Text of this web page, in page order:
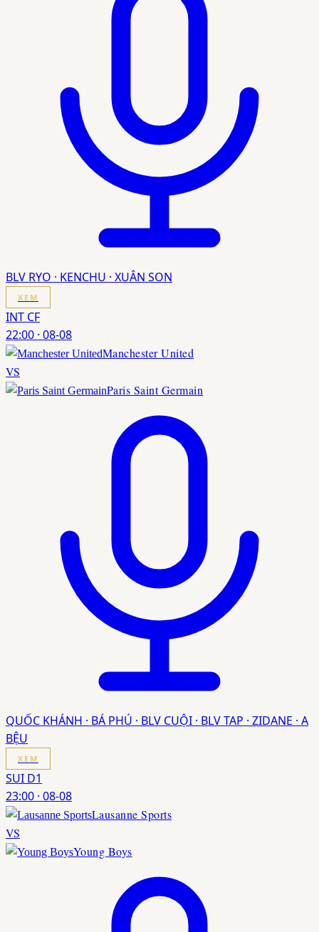
BLV RYO · KENCHU · XUÂN SON
XEM
INT CF
22:00 · 08-08
Manchester United
VS
Paris Saint Germain
QUỐC KHÁNH · BÁ PHÚ · BLV CUỘI · BLV TAP · ZIDANE · A
BỆU
XEM
SUI D1
23:00 · 08-08
Lausanne Sports
VS
Young Boys